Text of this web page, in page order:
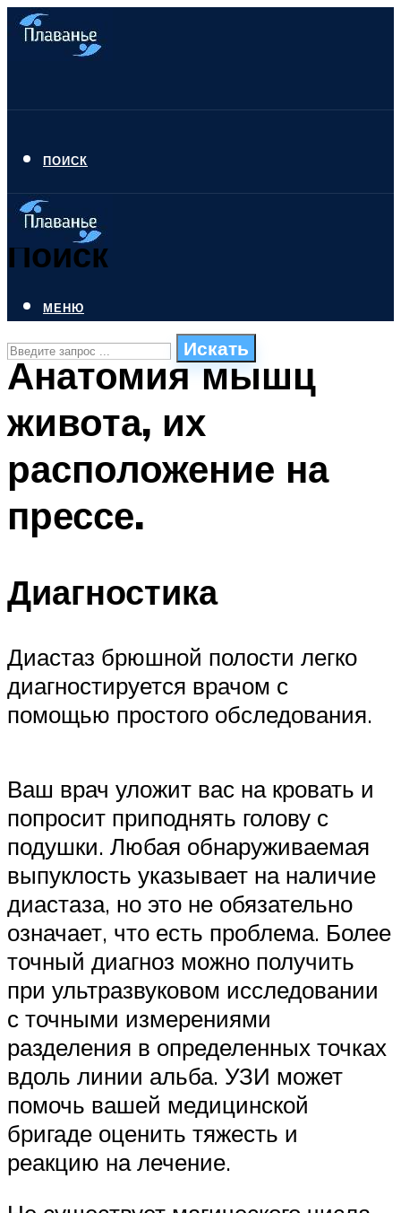
ПОИСК
Поиск
Искать
ПЛАВАНЬЕ ДЛЯ ДЕТЕЙ
БАССЕЙН ДЛЯ ДОМА
МЕНЮ
Анатомия мышц
живота, их
расположение на
прессе.
Диагностика
Диастаз брюшной полости легко
диагностируется врачом с
помощью простого обследования.
Ваш врач уложит вас на кровать и
попросит приподнять голову с
подушки. Любая обнаруживаемая
выпуклость указывает на наличие
диастаза, но это не обязательно
означает, что есть проблема. Более
точный диагноз можно получить
при ультразвуковом исследовании
с точными измерениями
разделения в определенных точках
вдоль линии альба. УЗИ может
помочь вашей медицинской
бригаде оценить тяжесть и
реакцию на лечение.